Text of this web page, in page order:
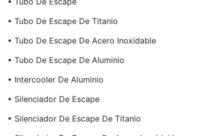
• Tubo De Escape De Titanio
• Tubo De Escape De Acero Inoxidable
• Tubo De Escape De Aluminio
• Intercooler De Aluminio
• Silenciador De Escape
• Silenciador De Escape De Titanio